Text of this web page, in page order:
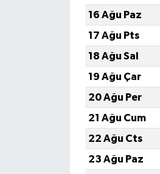
16 Ağu Paz
17 Ağu Pts
18 Ağu Sal
19 Ağu Çar
20 Ağu Per
21 Ağu Cum
22 Ağu Cts
23 Ağu Paz